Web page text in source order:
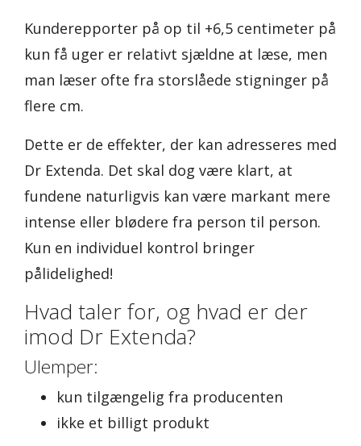
Kunderepporter på op til +6,5 centimeter på
kun få uger er relativt sjældne at læse, men
man læser ofte fra storslåede stigninger på
flere cm.
Dette er de effekter, der kan adresseres med
Dr Extenda. Det skal dog være klart, at
fundene naturligvis kan være markant mere
intense eller blødere fra person til person.
Kun en individuel kontrol bringer
pålidelighed!
Hvad taler for, og hvad er der
imod Dr Extenda?
Ulemper:
kun tilgængelig fra producenten
ikke et billigt produkt